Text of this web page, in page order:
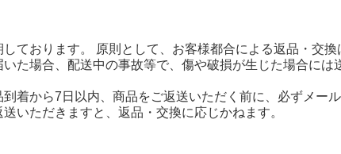
ております。 原則として、お客様都合による返品・交換
た場合、配送中の事故等で、傷や破損が生じた場合には
着から7日以内、商品をご返送いただく前に、必ずメー
いただきますと、返品・交換に応じかねます。